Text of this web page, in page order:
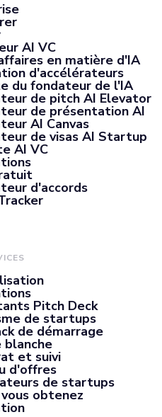
AI VC
en matière d'IA
d'accélérateurs
du fondateur de l'IA
de pitch AI Elevator
de présentation AI
AI Canvas
de visas AI Startup
AI VC
d'accords
Pitch Deck
de startups
de démarrage
blanche
et suivi
d'offres
de startups
obtenez